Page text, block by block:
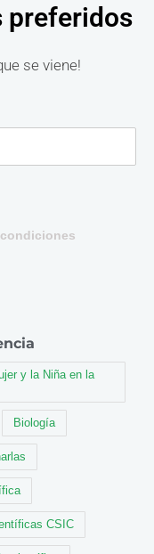
preferidos
se viene!
y la Niña en la
Biología
CSIC